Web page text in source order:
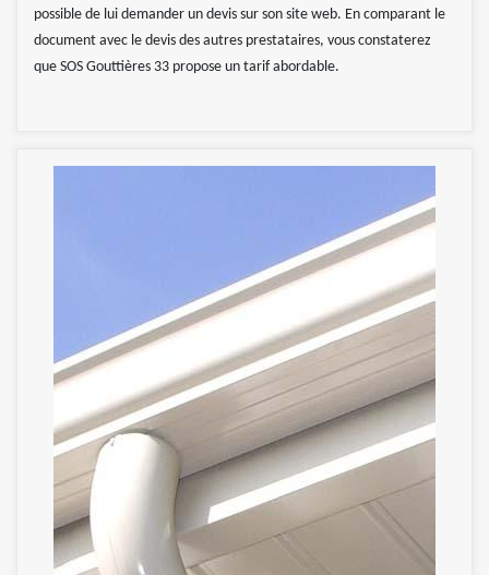
possible de lui demander un devis sur son site web. En comparant le
document avec le devis des autres prestataires, vous constaterez
que SOS Gouttières 33 propose un tarif abordable.